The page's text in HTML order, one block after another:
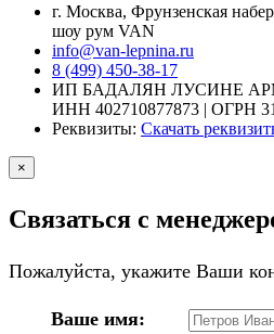
г. Москва, Фрунзенская
шоу рум VAN
info@van-lepnina.ru
8 (499) 450-38-17
ИП БАДАЛЯН ЛУСИНЕ
ИНН 402710877873 | ОГРН
Реквизиты: Скачать
×
Связаться с
Пожалуйста, укажите Ваши
Ваше имя: